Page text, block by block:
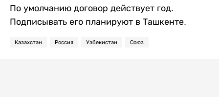
По умолчанию договор действует год.
Подписывать его планируют в Ташкенте.
Казахстан Россия Узбекистан Союз